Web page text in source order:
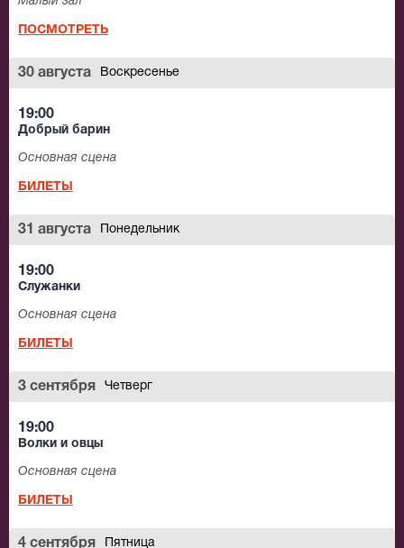
ПОСМОТРЕТЬ
30 августа Воскресенье
19:00
Добрый барин
Основная сцена
БИЛЕТЫ
31 августа Понедельник
19:00
Служанки
Основная сцена
БИЛЕТЫ
3 сентября Четверг
19:00
Волки и овцы
Основная сцена
БИЛЕТЫ
4 сентября Пятница